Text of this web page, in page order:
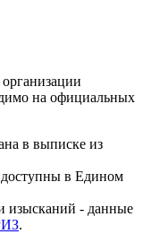
на официальных
в выписке из
в Едином
изысканий - данные
.